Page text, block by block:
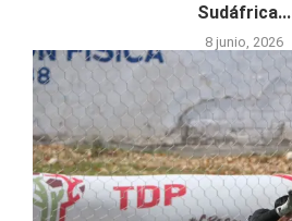
Sudáfrica...
8 junio, 2026